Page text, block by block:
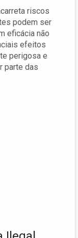
riscos
podem ser
eficácia não
efeitos
perigosa e
parte das